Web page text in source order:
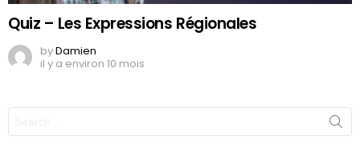
Quiz – Les Expressions Régionales
byDamien
il y a environ 10 mois